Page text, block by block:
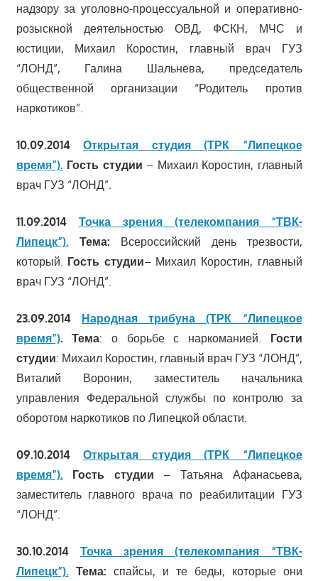
надзору за уголовно-процессуальной и оперативно-
розыскной деятельностью ОВД, ФСКН, МЧС и
юстиции, Михаил Коростин, главный врач ГУЗ
“ЛОНД”, Галина Шальнева, председатель
общественной организации “Родитель против
наркотиков”.
10.09.2014 Открытая студия (ТРК “Липецкое
время”). Гость студии – Михаил Коростин, главный
врач ГУЗ “ЛОНД”.
11.09.2014 Точка зрения (телекомпания “ТВК-
Липецк”).
Тема: Всероссийский день трезвости,
который. Гость студии– Михаил Коростин, главный
врач ГУЗ “ЛОНД”.
23.09.2014 Народная трибуна (ТРК “Липецкое
время”). Тема: о борьбе с наркоманией. Гости
студии: Михаил Коростин, главный врач ГУЗ “ЛОНД”,
Виталий Воронин, заместитель начальника
управления Федеральной службы по контролю за
оборотом наркотиков по Липецкой области.
09.10.2014 Открытая студия (ТРК “Липецкое
время”).
Гость студии – Татьяна Афанасьева,
заместитель главного врача по реабилитации ГУЗ
“ЛОНД”.
30.10.2014 Точка зрения (телекомпания “ТВК-
Липецк”). Тема: спайсы, и те беды, которые они